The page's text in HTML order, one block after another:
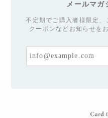
メールマガ
不定期でご購入者様限定、
クーポンなどお知らせを